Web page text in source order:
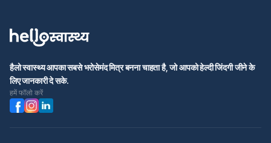
हैलो स्वास्थ्य आपका सबसे भरोसेमंद मित्र बनना चाहता है, जो आपको हेल्दी जिंदगी जीने के
लिए जानकारी दे सके.
हमें फॉलो करें